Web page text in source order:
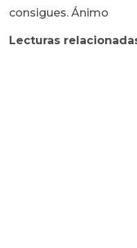
consigues. Ánimo
Lecturas